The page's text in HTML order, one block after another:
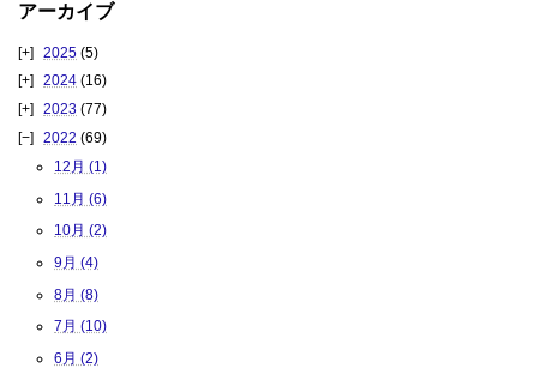
アーカイブ
2025 (5)
2024 (16)
2023 (77)
2022 (69)
12月 (1)
11月 (6)
10月 (2)
9月 (4)
8月 (8)
7月 (10)
6月 (2)